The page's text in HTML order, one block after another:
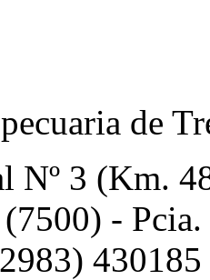
de
Nº 3 (Km.
-
430185